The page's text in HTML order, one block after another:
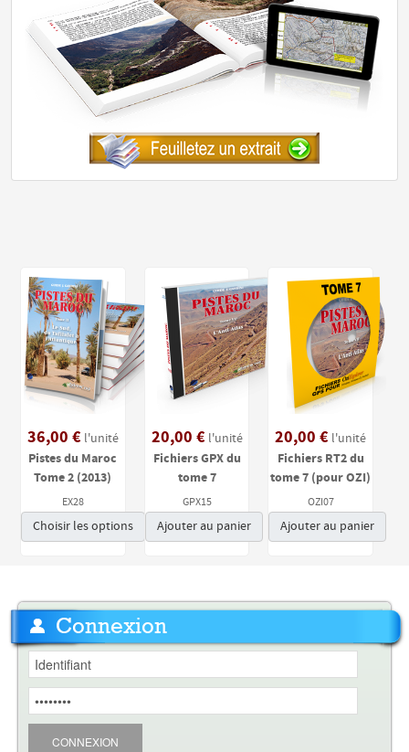
36,00 € l'unité
Pistes du Maroc
Tome 2 (2013)
EX28
Choisir les options
20,00 € l'unité
Fichiers GPX du
tome 7
GPX15
Ajouter au panier
20,00 € l'unité
Fichiers RT2 du
tome 7 (pour OZI)
OZI07
Ajouter au panier
Connexion
CONNEXION